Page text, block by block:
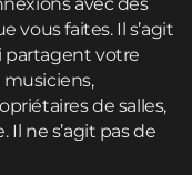
vous faites. Il s’agit
partagent votre
musiciens,
de salles,
ne s’agit pas de
lors